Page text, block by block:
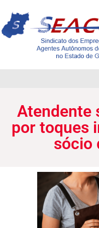
Atendente
por toques
sócio